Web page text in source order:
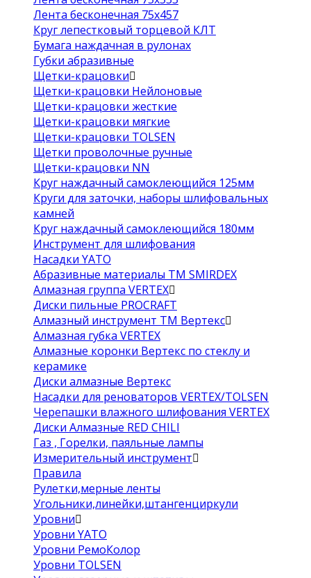
Лента бесконечная 75х457
Круг лепестковый торцевой КЛТ
Бумага наждачная в рулонах
Губки абразивные
Щетки-крацовки
Щетки-крацовки Нейлоновые
Щетки-крацовки жесткие
Щетки-крацовки мягкие
Щетки-крацовки TOLSEN
Щетки проволочные ручные
Щетки-крацовки NN
Круг наждачный самоклеющийся 125мм
Круги для заточки, наборы шлифовальных
камней
Круг наждачный самоклеющийся 180мм
Инструмент для шлифования
Насадки YATO
Абразивные материалы ТМ SMIRDEX
Алмазная группа VERTEX
Диски пильные PROCRAFT
Алмазный инструмент ТМ Вертекс
Алмазная губка VERTEX
Алмазные коронки Вертекс по стеклу и
керамике
Диски алмазные Вертекс
Насадки для реноваторов VERTEX/TOLSEN
Черепашки влажного шлифования VERTEX
Диски Алмазные RED CHILI
Газ , Горелки, паяльные лампы
Измерительный инструмент
Правила
Рулетки,мерные ленты
Угольники,линейки,штангенциркули
Уровни
Уровни YATO
Уровни РемоКолор
Уровни TOLSEN